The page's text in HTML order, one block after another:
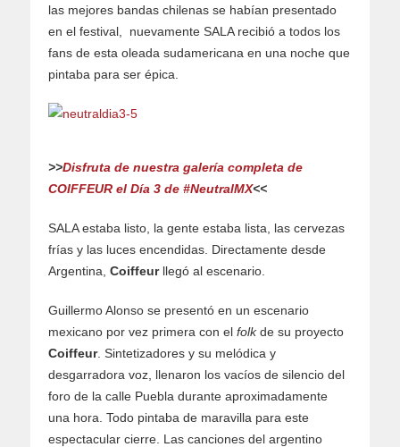
las mejores bandas chilenas se habían presentado
en el festival, nuevamente SALA recibió a todos los
fans de esta oleada sudamericana en una noche que
pintaba para ser épica.
>>Disfruta de nuestra galería completa de
COIFFEUR el Día 3 de #NeutralMX<<
SALA estaba listo, la gente estaba lista, las cervezas
frías y las luces encendidas. Directamente desde
Argentina, Coiffeurllegó al escenario.
Guillermo Alonso se presentó en un escenario
mexicano por vez primera con el folkde su proyecto
Coiffeur. Sintetizadores y su melódica y
desgarradora voz, llenaron los vacíos de silencio del
foro de la calle Puebla durante aproximadamente
una hora. Todo pintaba de maravilla para este
espectacular cierre. Las canciones del argentino